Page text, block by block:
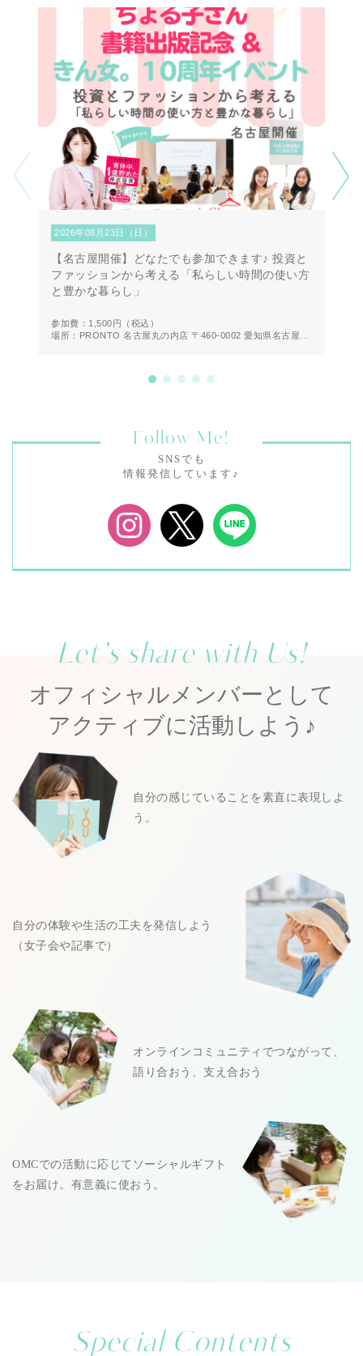
2026年08月23日（日）
【名古屋開催】どなたでも参加できます♪ 投資と
ファッションから考える「私らしい時間の使い方
と豊かな暮らし」
参加費：1,500円 （税込）
場所：PRONTO 名古屋丸の内店 〒460-0002 愛知県名古屋市
Follow Me!
SNSでも
情報発信しています♪
Let’s share with Us!
オフィシャルメンバーとして
アクティブに活動しよう♪
自分の感じていることを素直に表現しよ
う。
自分の体験や生活の工夫を発信しよう
（女子会や記事で）
オンラインコミュニティでつながって、
語り合おう、支え合おう
OMCでの活動に応じてソーシャルギフト
をお届け。有意義に使おう。
Special Contents